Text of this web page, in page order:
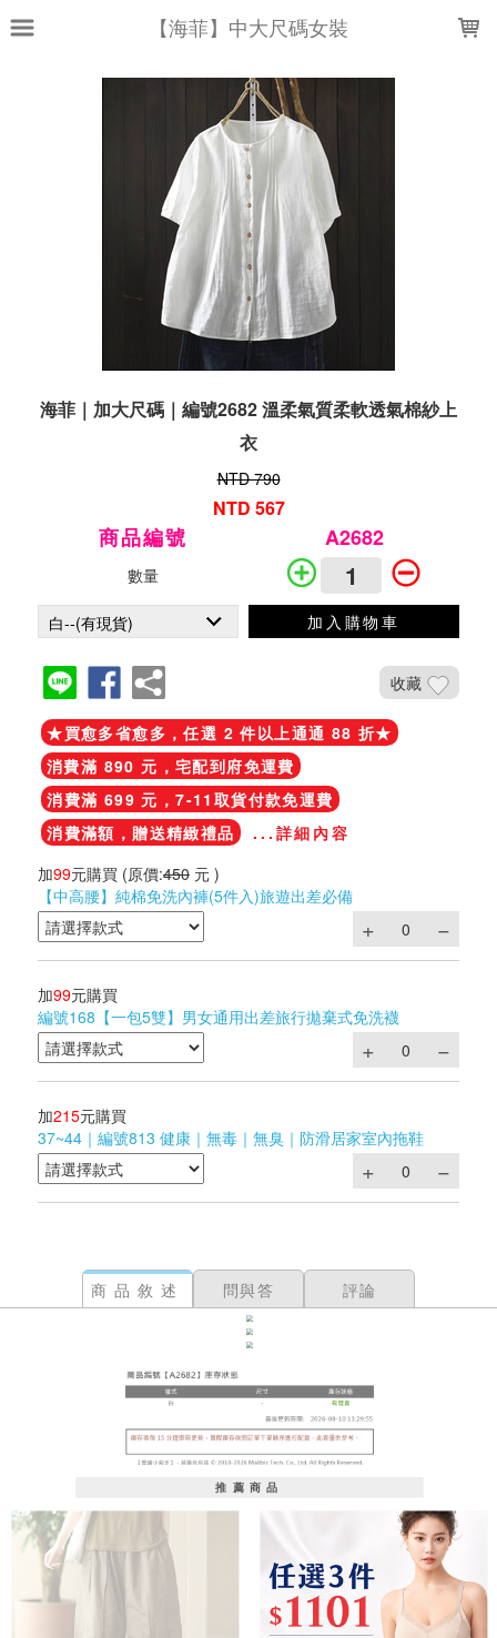
【海菲】中大尺碼女裝
海菲｜加大尺碼｜編號2682 溫柔氣質柔軟透氣棉紗上
衣
NTD 790
NTD 567
商品編號 A2682
數量
加入購物車
收藏
★買愈多省愈多，任選 2 件以上通通 88 折★
消費滿 890 元，宅配到府免運費
消費滿 699 元，7-11取貨付款免運費
消費滿額，贈送精緻禮品
...詳細內容
加99元購買 (原價:450 元 )
【中高腰】純棉免洗內褲(5件入)旅遊出差必備
加99元購買
編號168【一包5雙】男女通用出差旅行拋棄式免洗襪
加215元購買
37~44｜編號813 健康｜無毒｜無臭｜防滑居家室內拖鞋
商品敘述 問與答 評論